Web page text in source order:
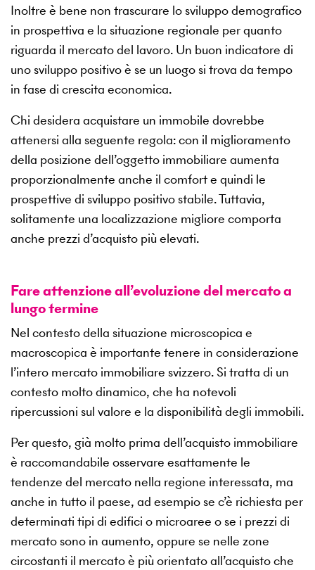
Inoltre è bene non trascurare lo sviluppo demografico
in prospettiva e la situazione regionale per quanto
riguarda il mercato del lavoro. Un buon indicatore di
uno sviluppo positivo è se un luogo si trova da tempo
in fase di crescita economica.
Chi desidera acquistare un immobile dovrebbe
attenersi alla seguente regola: con il miglioramento
della posizione dell’oggetto immobiliare aumenta
proporzionalmente anche il comfort e quindi le
prospettive di sviluppo positivo stabile. Tuttavia,
solitamente una localizzazione migliore comporta
anche prezzi d’acquisto più elevati.
Fare attenzione all’evoluzione del mercato a
lungo termine
Nel contesto della situazione microscopica e
macroscopica è importante tenere in considerazione
l’intero mercato immobiliare svizzero. Si tratta di un
contesto molto dinamico, che ha notevoli
ripercussioni sul valore e la disponibilità degli immobili.
Per questo, già molto prima dell’acquisto immobiliare
è raccomandabile osservare esattamente le
tendenze del mercato nella regione interessata, ma
anche in tutto il paese, ad esempio se c’è richiesta per
determinati tipi di edifici o microaree o se i prezzi di
mercato sono in aumento, oppure se nelle zone
circostanti il mercato è più orientato all’acquisto che